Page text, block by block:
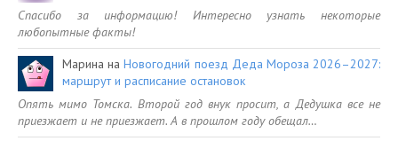
Спасибо за информацию! Интересно узнать некоторые
любопытные факты!
Марина наНовогодний поезд Деда Мороза 2026–2027:
маршрут и расписание остановок
Опять мимо Томска. Второй год внук просит, а Дедушка все не
приезжает и не приезжает. А в прошлом году обещал…